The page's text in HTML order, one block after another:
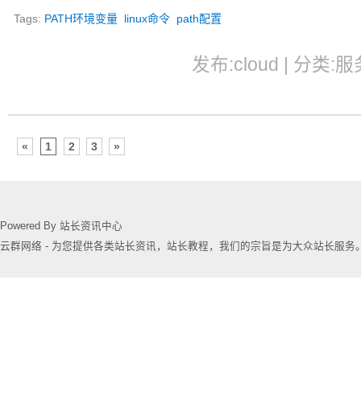
Tags: PATH环境变量 linux命令 path配置
发布:cloud | 分类:服
« 1 2 3 »
Powered By 站长资讯中心
云群网络 - 为您提供各类站长资讯，站长教程，我们的宗旨是为大众站长服